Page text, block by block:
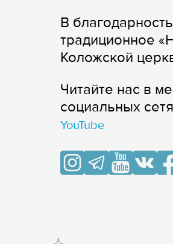
В
традиционное
Коложской
Читайте нас в
cоциальных
YouTube